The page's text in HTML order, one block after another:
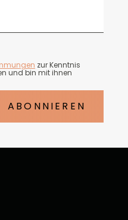
zur Kenntnis
und bin mit ihnen
ABONNIEREN